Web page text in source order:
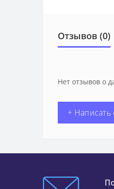
Отзывов (0)
Нет отзывов о
+ Написать